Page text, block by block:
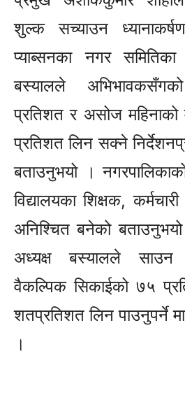
शुल्क सच्याउन
प्याब्सनका नगर समितिका
बस्यालले
प्रतिशत र असोज
प्रतिशत लिन सक्ने
बताउनुभयो ।
विद्यालयका शिक्षक, कर्मचारी
अनिश्चित बनेको
अध्यक्ष बस्यालले साउन
वैकल्पिक सिकाईको ७५
शतप्रतिशत लिन पाउनुपर्ने
।